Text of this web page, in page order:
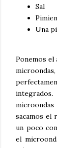
Sal
Una
Ponemos el
sacamos el
un poco
el